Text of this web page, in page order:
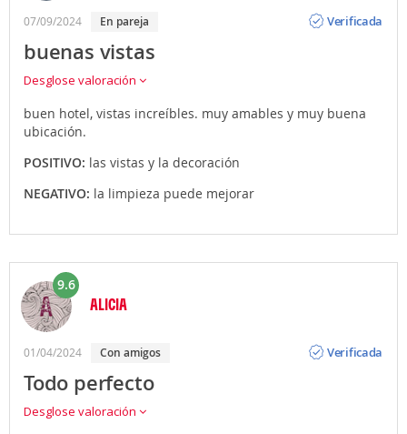
07/09/2024 En pareja
Verificada
buenas vistas
Desglose valoración
buen hotel, vistas increíbles. muy amables y muy buena
ubicación.
POSITIVO: las vistas y la decoración
NEGATIVO: la limpieza puede mejorar
9.6
ALICIA
01/04/2024 Con amigos
Verificada
Todo perfecto
Desglose valoración